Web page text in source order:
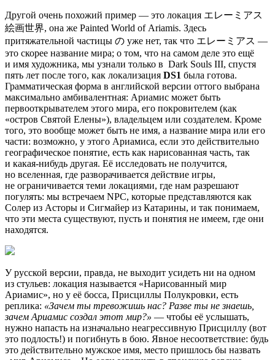
Другой очень похожий пример — это локация エレーミアス
絵画世界, она же Painted World of Ariamis. Здесь
притяжательной частицы の уже нет, так что エレーミアス —
это скорее название мира; о том, что на самом деле это ещё
и имя художника, мы узнали только в Dark Souls III, спустя
пять лет после того, как локализация DS1 была готова.
Грамматическая форма в английской версии оттого выбрана
максимально амбивалентная: Ариамис может быть
первооткрывателем этого мира, его покровителем (как
«остров Святой Елены»), владельцем или создателем. Кроме
того, это вообще может быть не имя, а название мира или его
части: возможно, у этого Ариамиса, если это действительно
географическое понятие, есть как нарисованная часть, так
и какая-нибудь другая. Её исследовать не получится,
но вселенная, где разворачивается действие игры,
не ограничивается теми локациями, где нам разрешают
погулять: мы встречаем NPC, которые представляются как
Солер из Асторы и Сигмайер из Катарины, и так понимаем,
что эти места существуют, пусть и понятия не имеем, где они
находятся.
У русской версии, правда, не выходит усидеть ни на одном
из стульев: локация называется «Нарисованный мир
Ариамис», но у её босса, Присциллы Полукровки, есть
реплика: «Зачем ты тревожишь нас? Разве ты не знаешь,
зачем Ариамис создал этот мир?» — чтобы её услышать,
нужно напасть на изначально неагрессивную Присциллу (вот
это подлость!) и погибнуть в бою. Явное несоответствие: будь
это действительно мужское имя, место пришлось бы назвать